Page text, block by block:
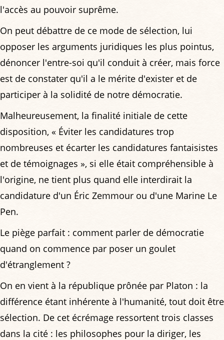
l'accès au pouvoir suprême.
On peut débattre de ce mode de sélection, lui
opposer les arguments juridiques les plus pointus,
dénoncer l'entre-soi qu'il conduit à créer, mais force
est de constater qu'il a le mérite d'exister et de
participer à la solidité de notre démocratie.
Malheureusement, la finalité initiale de cette
disposition, « Éviter les candidatures trop
nombreuses et écarter les candidatures fantaisistes
et de témoignages », si elle était compréhensible à
l'origine, ne tient plus quand elle interdirait la
candidature d'un Éric Zemmour ou d'une Marine Le
Pen.
Le piège parfait : comment parler de démocratie
quand on commence par poser un goulet
d'étranglement ?
On en vient à la république prônée par Platon : la
différence étant inhérente à l'humanité, tout doit être
sélection. De cet écrémage ressortent trois classes
dans la cité : les philosophes pour la diriger, les